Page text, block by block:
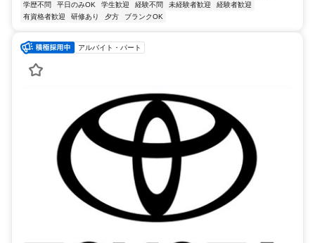
学歴不問
平日のみOK 学生歓迎 経験不問 未経験者歓迎
経験者歓迎
有資格者歓迎
研修あり 夕方 ブランクOK
アルバイト・パート